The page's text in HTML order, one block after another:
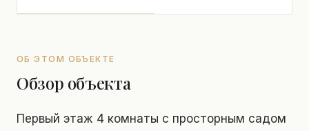
ОБ ЭТОМ ОБЪЕКТЕ
Обзор объекта
Первый этаж 4 комнаты с просторным садом